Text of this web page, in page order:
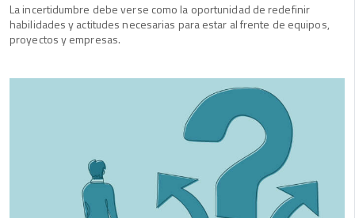
La incertidumbre debe verse como la oportunidad de redefinir
habilidades y actitudes necesarias para estar al frente de equipos,
proyectos y empresas.